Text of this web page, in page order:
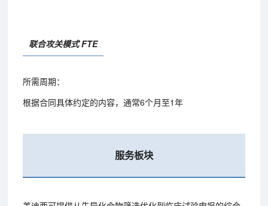
联合攻关模式 FTE
所需周期：
根据合同具体约定的内容，通常6个月至1年
服务板块